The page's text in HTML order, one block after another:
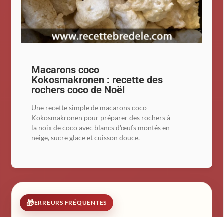
Macarons coco
Kokosmakronen : recette des
rochers coco de Noël
Une recette simple de macarons coco
Kokosmakronen pour préparer des rochers à
la noix de coco avec blancs d'œufs montés en
neige, sucre glace et cuisson douce.
ERREURS FRÉQUENTES